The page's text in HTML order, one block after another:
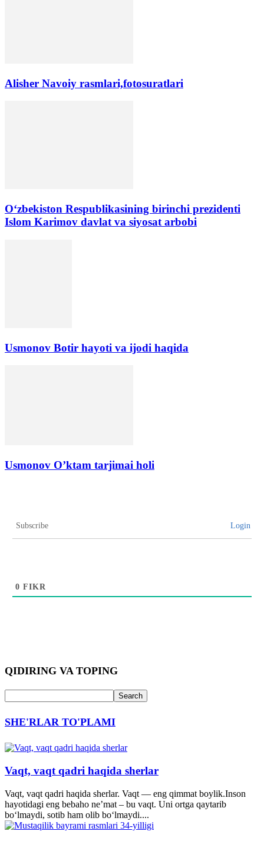
Alisher Navoiy rasmlari,fotosuratlari
Oʻzbekiston Respublikasining birinchi prezidenti
Islom Karimov davlat va siyosat arbobi
Usmonov Botir hayoti va ijodi haqida
Usmonov O’ktam tarjimai holi
Subscribe Login
0 FIKR
QIDIRING VA TOPING
SHE'RLAR TO'PLAMI
Vaqt, vaqt qadri haqida sherlar
Vaqt, vaqt qadri haqida sherlar. Vaqt — eng qimmat boylik.Inson
hayotidagi eng bebaho ne’mat – bu vaqt. Uni ortga qaytarib
bo‘lmaydi, sotib ham olib bo‘lmaydi....